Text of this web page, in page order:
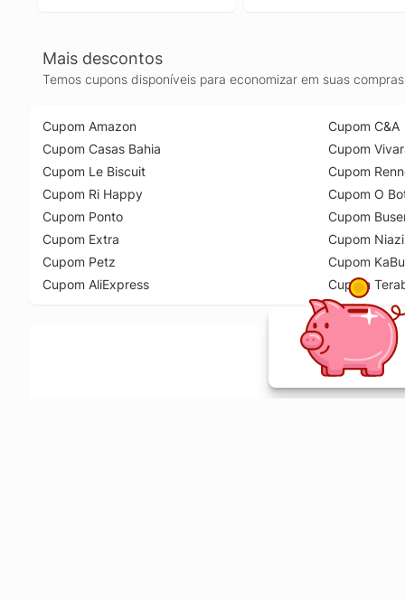
Mais descontos
Temos cupons disponíveis para economizar em suas
Cupom Amazon
Cupom Casas Bahia
Cupom Le Biscuit
Cupom Ri Happy
Cupom Ponto
Cupom Extra
Cupom Petz
Cupom AliExpress
Cupom C&A
Cupom
Cupom
Cupom O
Cupom
Cupom
Cupom
Cupom